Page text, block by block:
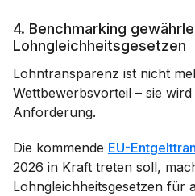
4. Benchmarking
Lohngleichheitsgesetzen
Lohntransparenz ist nicht
Wettbewerbsvorteil – sie
Anforderung.
Die kommende EU-
2026 in Kraft treten soll,
Lohngleichheitsgesetzen für